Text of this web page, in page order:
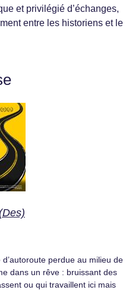
et privilégié d’échanges,
entre les historiens et le
perdue au milieu de
dans un rêve : bruissant des
ou qui travaillent ici mais